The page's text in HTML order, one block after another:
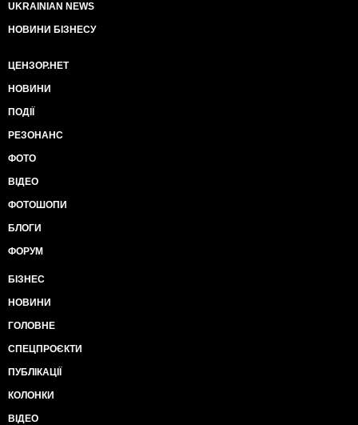
UKRAINIAN NEWS
НОВИНИ БІЗНЕСУ
ЦЕНЗОР.НЕТ
НОВИНИ
ПОДІЇ
РЕЗОНАНС
ФОТО
ВІДЕО
ФОТОШОПИ
БЛОГИ
ФОРУМ
БІЗНЕС
НОВИНИ
ГОЛОВНЕ
СПЕЦПРОЄКТИ
ПУБЛІКАЦІЇ
КОЛОНКИ
ВІДЕО